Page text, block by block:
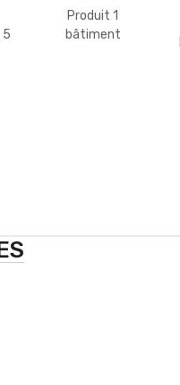
–
avec passe fil
5
Produit 1
bâtiment